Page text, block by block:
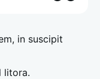
in suscipit
litora.